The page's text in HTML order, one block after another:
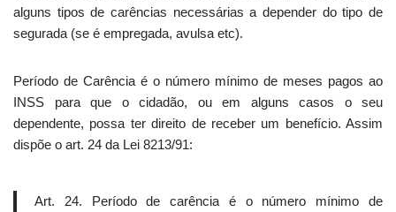
alguns tipos de carências necessárias a depender do tipo de
segurada (se é empregada, avulsa etc).
Período de Carência é o número mínimo de meses pagos ao
INSS para que o cidadão, ou em alguns casos o seu
dependente, possa ter direito de receber um benefício. Assim
dispõe o art. 24 da Lei 8213/91:
Art. 24. Período de carência é o número mínimo de